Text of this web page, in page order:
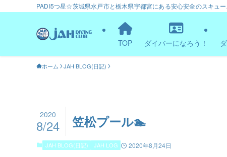
PADI5つ星☆茨城県水戸市と栃木県宇都宮にある安心安全のスキュ
TOP ダイバーになろう！
ホーム JAH BLOG(日記)
笠松プール🏊
2020
8/24
JAH BLOG(日記) JAH LOG 2020年8月24日